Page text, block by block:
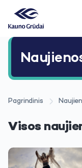
Pagrindinis
Visos